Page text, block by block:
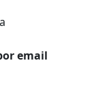
email